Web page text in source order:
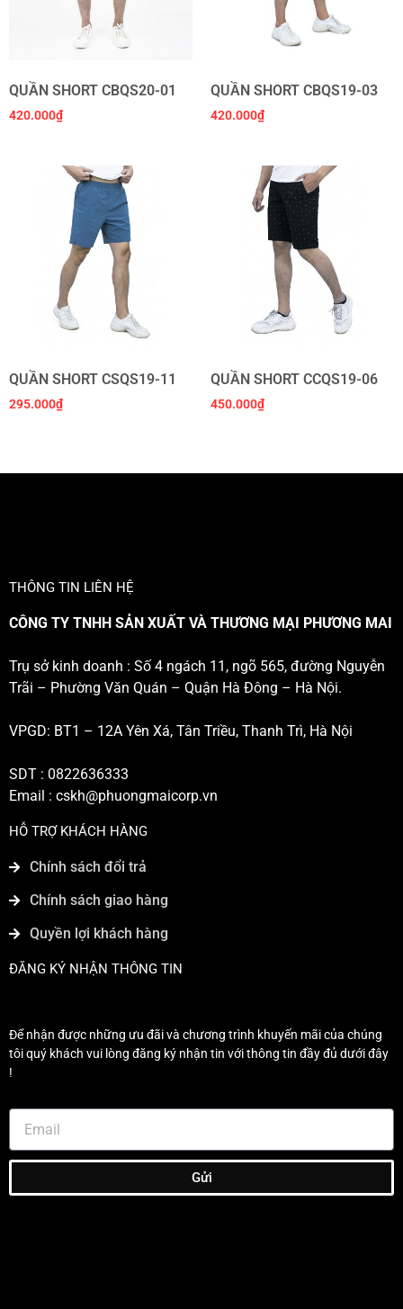
QUẦN SHORT CBQS20-01
420.000₫
QUẦN SHORT CBQS19-03
420.000₫
QUẦN SHORT CSQS19-11
295.000₫
QUẦN SHORT CCQS19-06
450.000₫
THÔNG TIN LIÊN HỆ
CÔNG TY TNHH SẢN XUẤT VÀ THƯƠNG MẠI PHƯƠNG MAI
Trụ sở kinh doanh : Số 4 ngách 11, ngõ 565, đường Nguyễn
Trãi – Phường Văn Quán – Quận Hà Đông – Hà Nội.
VPGD: BT1 – 12A Yên Xá, Tân Triều, Thanh Trì, Hà Nội
SDT : 0822636333
Email : cskh@phuongmaicorp.vn
HỖ TRỢ KHÁCH HÀNG
Chính sách đổi trả
Chính sách giao hàng
Quyền lợi khách hàng
ĐĂNG KÝ NHẬN THÔNG TIN
Để nhận được những ưu đãi và chương trình khuyến mãi của chúng
tôi quý khách vui lòng đăng ký nhận tin với thông tin đầy đủ dưới đây
!
Gửi